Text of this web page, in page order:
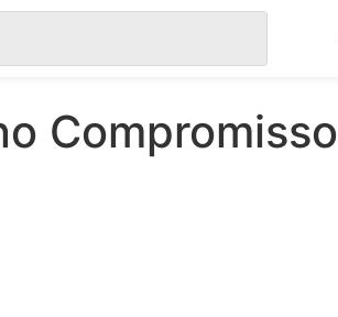
Compromisso